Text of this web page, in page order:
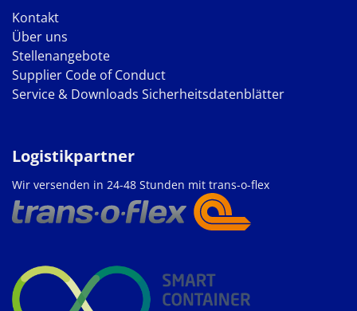
Kontakt
Über uns
Stellenangebote
Supplier Code of Conduct
Service & Downloads Sicherheitsdatenblätter
Logistikpartner
Wir versenden in 24-48 Stunden mit trans-o-flex